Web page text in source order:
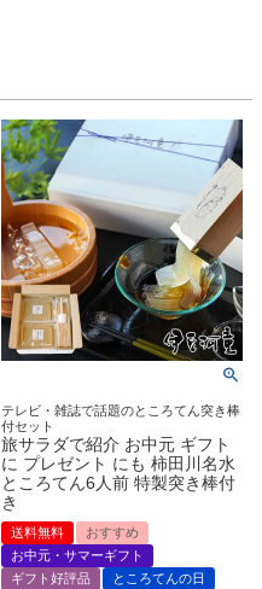
テレビ・雑誌で話題のところてん突き棒
付セット
旅サラダで紹介 お中元 ギフト
に プレゼント にも 柿田川名水
ところてん6人前 特製突き棒付
き
送料無料
おすすめ
お中元・サマーギフト
ギフト好評品
ところてんの日